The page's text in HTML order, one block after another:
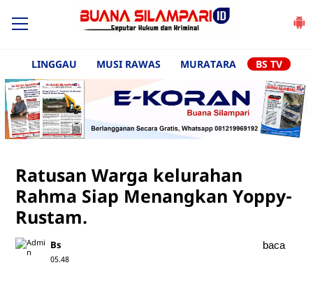
LINGGAU MUSI RAWAS MURATARA BS TV
Ratusan Warga kelurahan
Rahma Siap Menangkan Yoppy-
Rustam.
Bs
05.48
baca